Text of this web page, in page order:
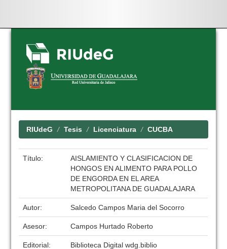
Skip
navigation
RIUdeG Tesis Licenciatura CUCBA
Título:
AISLAMIENTO Y CLASIFICACION DE
HONGOS EN ALIMENTO PARA POLLO
DE ENGORDA EN EL AREA
METROPOLITANA DE GUADALAJARA
Autor: Salcedo Campos Maria del Socorro
Asesor: Campos Hurtado Roberto
Editorial:
Biblioteca Digital wdg.biblio